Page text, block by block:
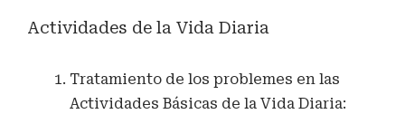
Actividades de la Vida Diaria
Tratamiento de los problemes en las
Actividades Básicas de la Vida Diaria: